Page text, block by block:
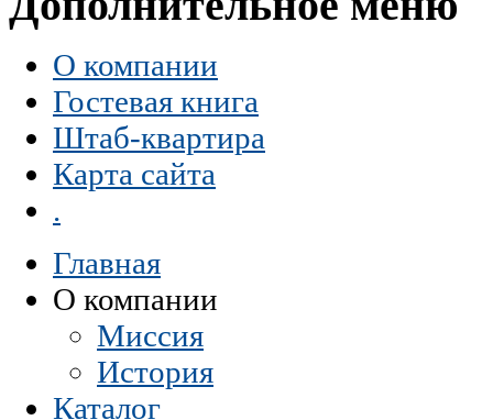
О компании
Гостевая книга
Штаб-квартира
Карта сайта
.
Главная
О компании
Миссия
История
Каталог